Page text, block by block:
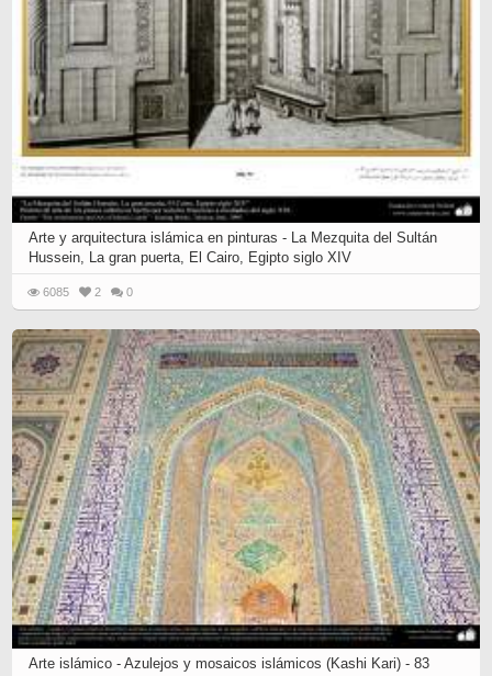
Arte y arquitectura islámica en pinturas - La Mezquita del Sultán
Hussein, La gran puerta, El Cairo, Egipto siglo XIV
6085 2 0
Arte islámico - Azulejos y mosaicos islámicos (Kashi Kari) - 83